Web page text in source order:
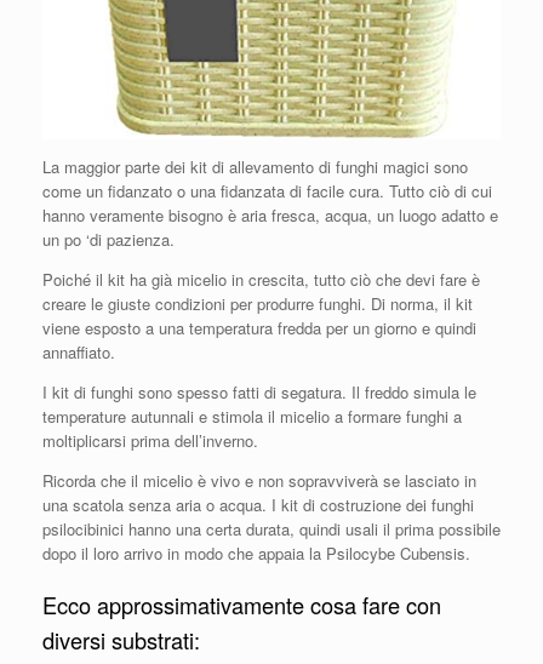
La maggior parte dei kit di allevamento di funghi magici sono
come un fidanzato o una fidanzata di facile cura. Tutto ciò di cui
hanno veramente bisogno è aria fresca, acqua, un luogo adatto e
un po ‘di pazienza.
Poiché il kit ha già micelio in crescita, tutto ciò che devi fare è
creare le giuste condizioni per produrre funghi. Di norma, il kit
viene esposto a una temperatura fredda per un giorno e quindi
annaffiato.
I kit di funghi sono spesso fatti di segatura. Il freddo simula le
temperature autunnali e stimola il micelio a formare funghi a
moltiplicarsi prima dell’inverno.
Ricorda che il micelio è vivo e non sopravviverà se lasciato in
una scatola senza aria o acqua. I kit di costruzione dei funghi
psilocibinici hanno una certa durata, quindi usali il prima possibile
dopo il loro arrivo in modo che appaia la Psilocybe Cubensis.
Ecco approssimativamente cosa fare con
diversi substrati: